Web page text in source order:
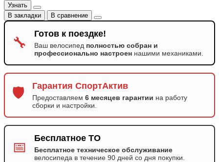
Узнать
В закладки
В сравнение
🔧
Готов к поездке!
Ваш велосипед полностью собран и
профессионально настроен нашими механиками.
🛡️ Гарантия СпортАктив
Предоставляем 6 месяцев гарантии на работу
сборки и настройки.
📅
Бесплатное ТО
Бесплатное техническое обслуживание
велосипеда в течение 90 дней со дня покупки.